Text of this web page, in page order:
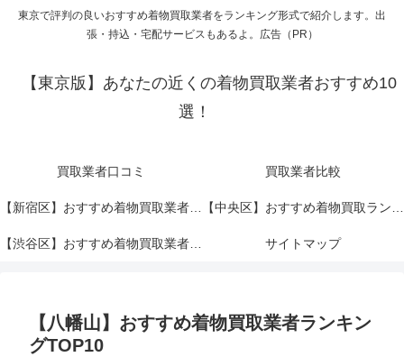
東京で評判の良いおすすめ着物買取業者をランキング形式で紹介します。出
張・持込・宅配サービスもあるよ。広告（PR）
【東京版】あなたの近くの着物買取業者おすすめ10
選！
買取業者口コミ 買取業者比較
【新宿区】おすすめ着物買取業者ランキングTOP10！ 【中央区】おすすめ着物買取ランキングTOP10！
【渋谷区】おすすめ着物買取業者ランキングTOP10！ サイトマップ
【八幡山】おすすめ着物買取業者ランキン
グTOP10